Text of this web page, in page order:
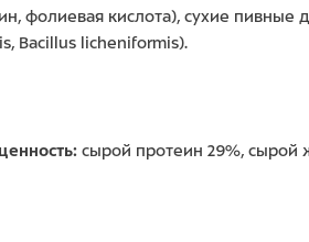
фолиевая кислота), сухие
Bacillus licheniformis).
сырой протеин 29%, сырой